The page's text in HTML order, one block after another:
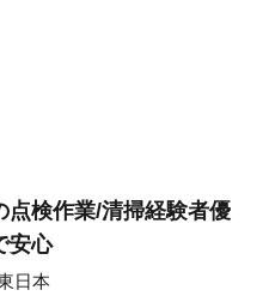
点検作業/清掃経験者優
安心
日本